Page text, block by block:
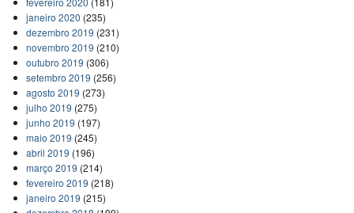
janeiro 2020 (235)
dezembro 2019 (231)
novembro 2019 (210)
outubro 2019 (306)
setembro 2019 (256)
agosto 2019 (273)
julho 2019 (275)
junho 2019 (197)
maio 2019 (245)
abril 2019 (196)
março 2019 (214)
fevereiro 2019 (218)
janeiro 2019 (215)